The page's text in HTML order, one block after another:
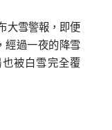
大雪警報，即便
經過一夜的降雪
被白雪完全覆